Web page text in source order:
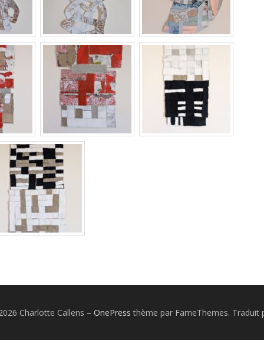
Charlotte Callens – OnePress thème par FameThemes. Traduit